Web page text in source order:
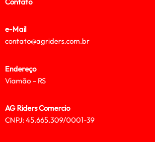
e-Mail
contato@agriders.com.br
Endereço
Viamão – RS
AG Riders Comercio
CNPJ: 45.665.309/0001-39